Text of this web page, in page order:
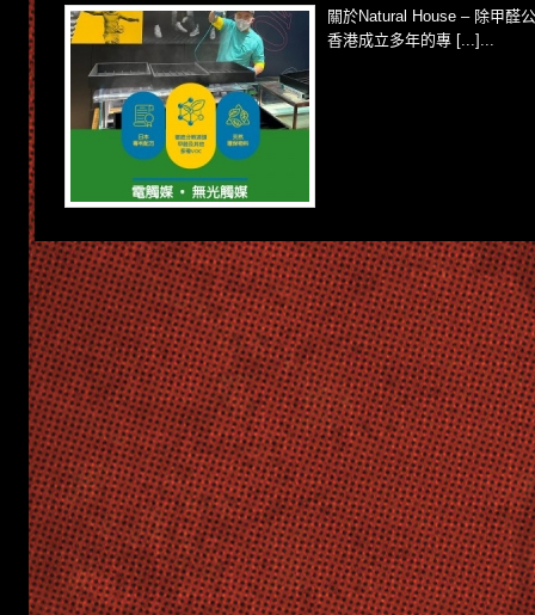
關於Natural House – 除甲醛
香港成立多年的專 [...]...